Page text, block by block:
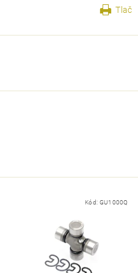
Tlač
Kód: GU1000Q